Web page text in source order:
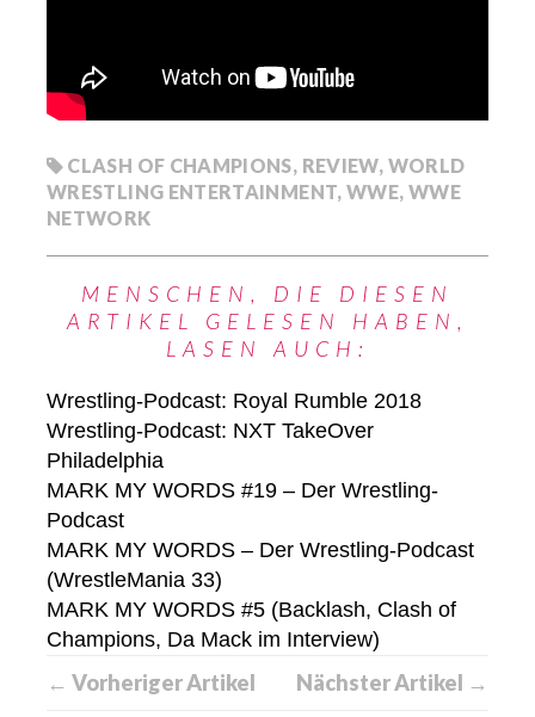
CLASH OF CHAMPIONS, REVIEW, WORLD
WRESTLING ENTERTAINMENT,WWE, WWE
NETWORK
MENSCHEN, DIE DIESEN
ARTIKEL GELESEN HABEN,
LASEN AUCH:
Wrestling-Podcast: Royal Rumble 2018
Wrestling-Podcast: NXT TakeOver
Philadelphia
MARK MY WORDS #19 – Der Wrestling-
Podcast
MARK MY WORDS – Der Wrestling-Podcast
(WrestleMania 33)
MARK MY WORDS #5 (Backlash, Clash of
Champions, Da Mack im Interview)
← Vorheriger Artikel Nächster Artikel →